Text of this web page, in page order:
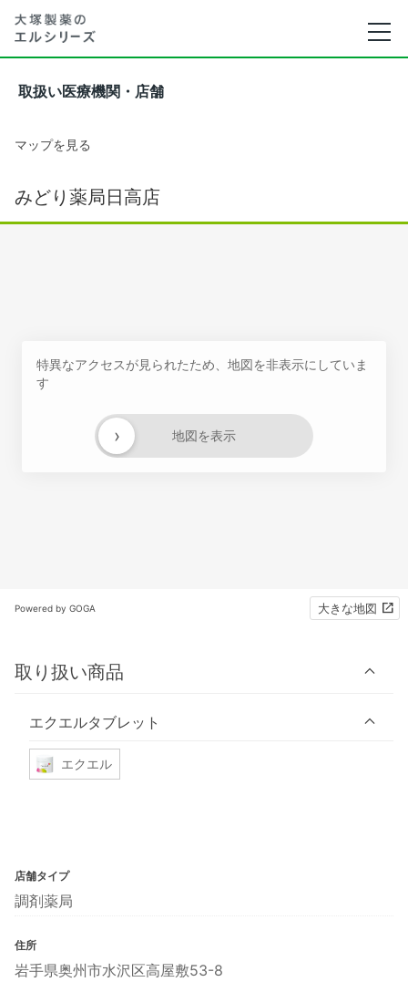
取扱い医療機関・店舗
マップを見る
みどり薬局日高店
特異なアクセスが見られたため、地図を非表示にしていま
す
地図を表示
›
Powered by GOGA 大きな地図
取り扱い商品
エクエルタブレット
エクエル
店舗タイプ
調剤薬局
住所
岩手県奥州市水沢区高屋敷53-8